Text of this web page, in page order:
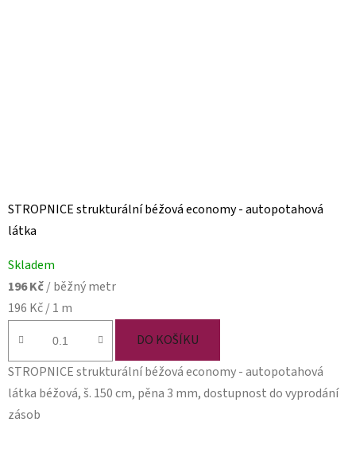
STROPNICE strukturální béžová economy - autopotahová
látka
Skladem
196 Kč/ běžný metr
Měrná
196 Kč / 1 m
DO KOŠÍKU
STROPNICE strukturální béžová economy - autopotahová
látka béžová, š. 150 cm, pěna 3 mm, dostupnost do vyprodání
zásob